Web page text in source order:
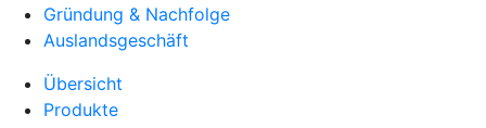
Gründung & Nachfolge
Auslandsgeschäft
Übersicht
Produkte